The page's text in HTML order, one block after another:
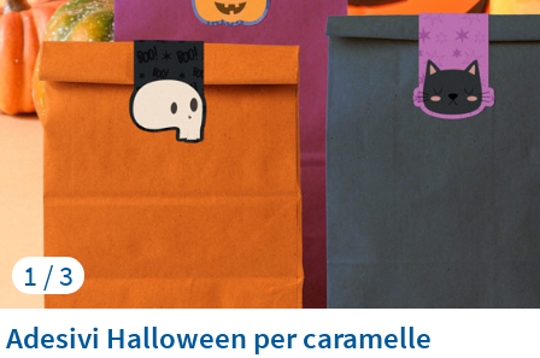
1 / 3
Adesivi Halloween per caramelle